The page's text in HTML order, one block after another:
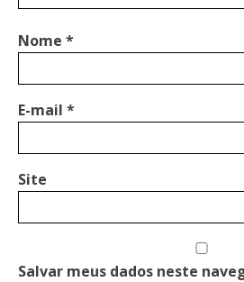
Nome *
E-mail *
Site
Salvar meus dados neste